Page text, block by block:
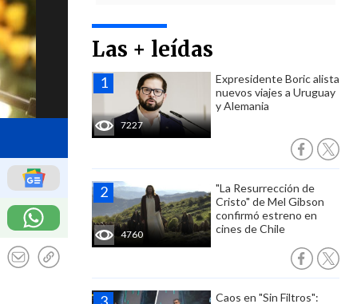
Las + leídas
7227
Expresidente Boric alista
nuevos viajes a Uruguay
y Alemania
4760
"La Resurrección de
Cristo" de Mel Gibson
confirmó estreno en
cines de Chile
Caos en "Sin Filtros":